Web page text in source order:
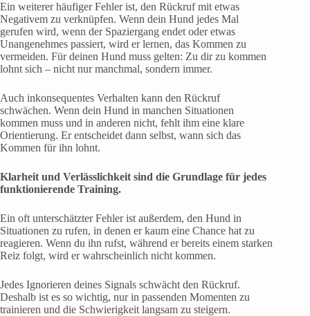
Ein weiterer häufiger Fehler ist, den Rückruf mit etwas
Negativem zu verknüpfen. Wenn dein Hund jedes Mal
gerufen wird, wenn der Spaziergang endet oder etwas
Unangenehmes passiert, wird er lernen, das Kommen zu
vermeiden. Für deinen Hund muss gelten: Zu dir zu kommen
lohnt sich – nicht nur manchmal, sondern immer.
Auch inkonsequentes Verhalten kann den Rückruf
schwächen. Wenn dein Hund in manchen Situationen
kommen muss und in anderen nicht, fehlt ihm eine klare
Orientierung. Er entscheidet dann selbst, wann sich das
Kommen für ihn lohnt.
Klarheit und Verlässlichkeit sind die Grundlage für jedes
funktionierende Training.
Ein oft unterschätzter Fehler ist außerdem, den Hund in
Situationen zu rufen, in denen er kaum eine Chance hat zu
reagieren. Wenn du ihn rufst, während er bereits einem starken
Reiz folgt, wird er wahrscheinlich nicht kommen.
Jedes Ignorieren deines Signals schwächt den Rückruf.
Deshalb ist es so wichtig, nur in passenden Momenten zu
trainieren und die Schwierigkeit langsam zu steigern.